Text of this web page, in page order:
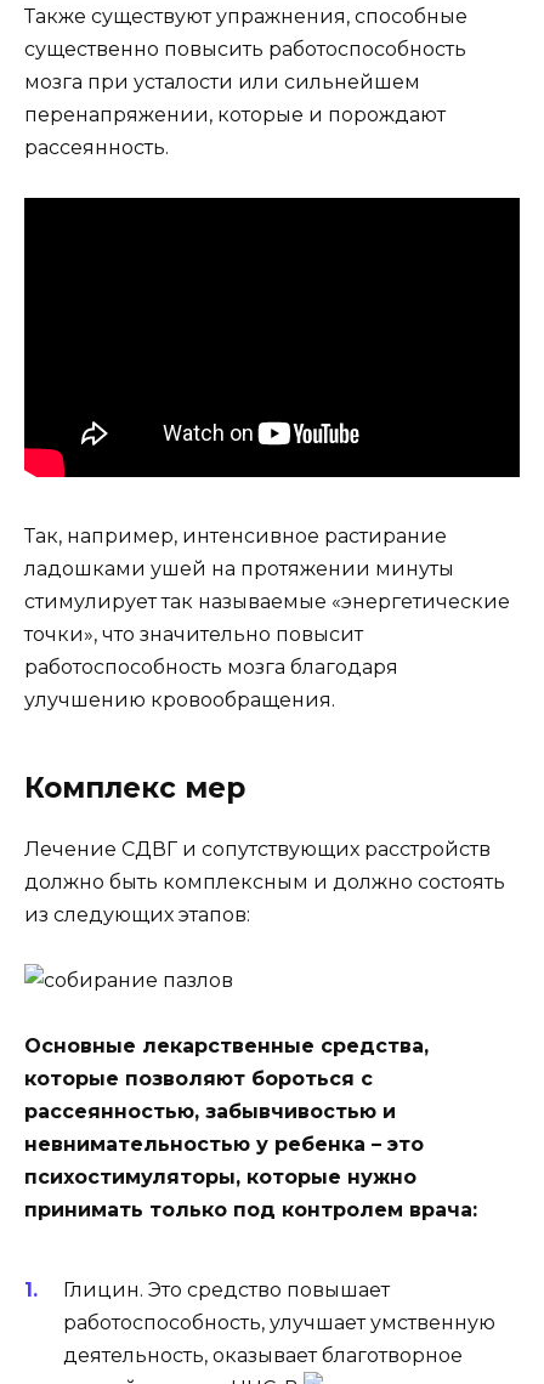
Также существуют упражнения, способные
существенно повысить работоспособность
мозга при усталости или сильнейшем
перенапряжении, которые и порождают
рассеянность.
Так, например, интенсивное растирание
ладошками ушей на протяжении минуты
стимулирует так называемые «энергетические
точки», что значительно повысит
работоспособность мозга благодаря
улучшению кровообращения.
Комплекс мер
Лечение СДВГ и сопутствующих расстройств
должно быть комплексным и должно состоять
из следующих этапов:
Основные лекарственные средства,
которые позволяют бороться с
рассеянностью, забывчивостью и
невнимательностью у ребенка – это
психостимуляторы, которые нужно
принимать только под контролем врача:
Глицин. Это средство повышает
работоспособность, улучшает умственную
деятельность, оказывает благотворное